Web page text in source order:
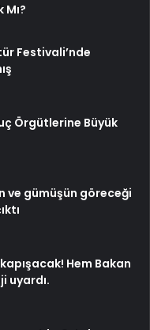
Festivali’nde
Örgütlerine Büyük
ve gümüşün göreceği
kapışacak! Hem Bakan
uyardı.